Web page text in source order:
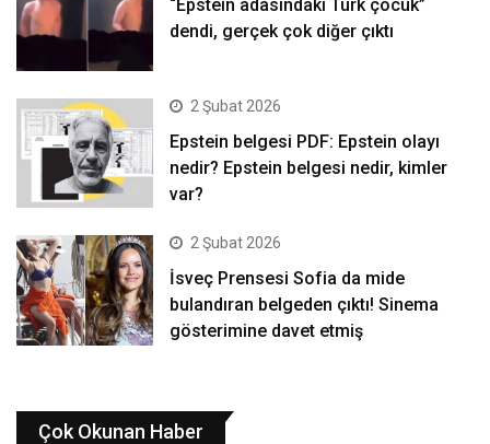
“Epstein adasındaki Türk çocuk”
dendi, gerçek çok diğer çıktı
2 Şubat 2026
Epstein belgesi PDF: Epstein olayı
nedir? Epstein belgesi nedir, kimler
var?
2 Şubat 2026
İsveç Prensesi Sofia da mide
bulandıran belgeden çıktı! Sinema
gösterimine davet etmiş
Çok Okunan Haber